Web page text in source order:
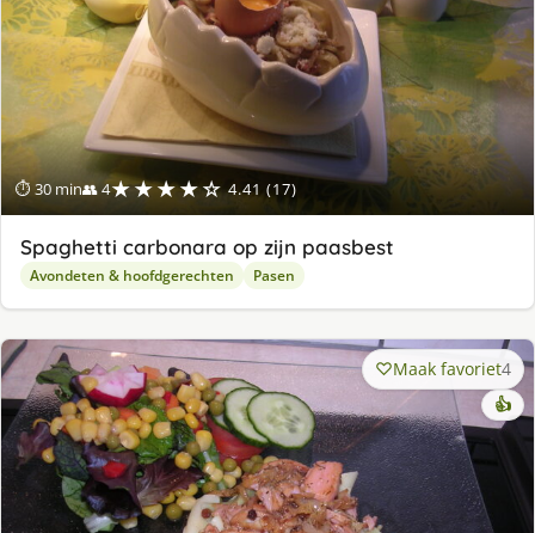
⏱ 30 min👥 4★★★★☆ 4.41 (17)
Spaghetti carbonara op zijn paasbest
Avondeten & hoofdgerechten Pasen
Maak favoriet4
👍